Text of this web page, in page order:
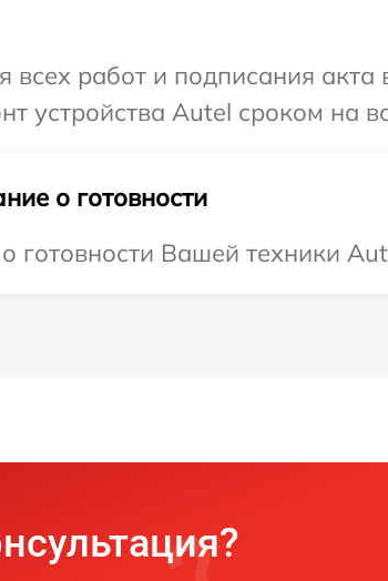
всех работ и подписания
устройства Autel сроком на
о готовности
Вашей техники